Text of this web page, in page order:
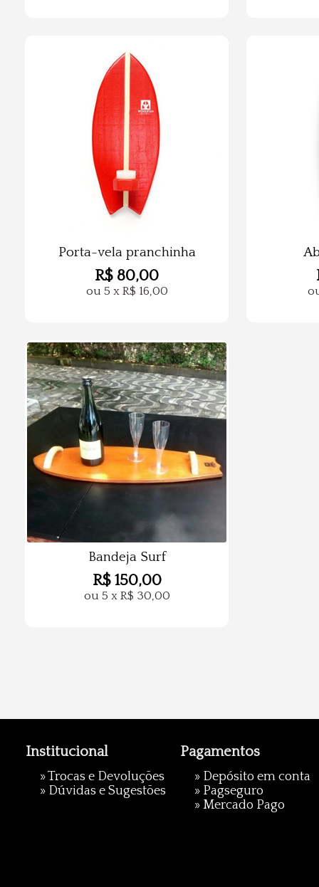
Porta-vela pranchinha
R$ 80,00
ou 5 x R$ 16,00
Bandeja Surf
R$ 150,00
ou 5 x R$ 30,00
Institucional
»Trocas e Devoluções
» Dúvidas e Sugestões
Pagamentos
» Depósito em conta
» Pagseguro
» Mercado Pago